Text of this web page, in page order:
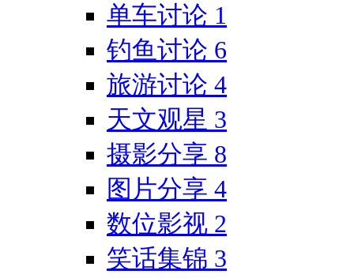
单车讨论 1
钓鱼讨论 6
旅游讨论 4
天文观星 3
摄影分享 8
图片分享 4
数位影视 2
笑话集锦 3